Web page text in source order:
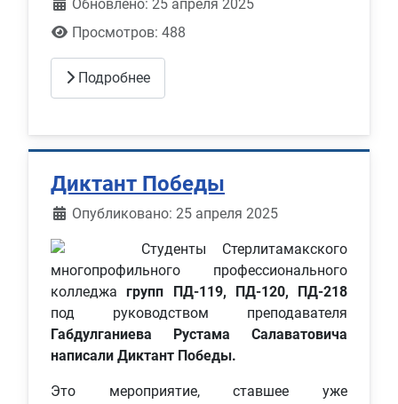
Обновлено: 25 апреля 2025
Просмотров: 488
Подробнее
Диктант Победы
Информация о материале
Опубликовано: 25 апреля 2025
Студенты Стерлитамакского
многопрофильного профессионального
колледжагрупп ПД-119, ПД-120, ПД-218
под руководством преподавателя
Габдулганиева Рустама Салаватовича
написали Диктант Победы.
Это мероприятие, ставшее уже